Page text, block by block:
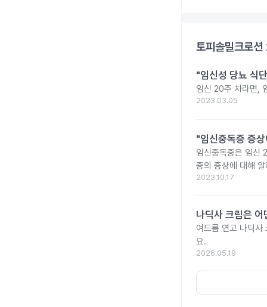
토피솔밀크로
"임신성 당뇨 식
임신 20주 차라면,
2023.03.05
"임신중독증 증
임신중독증은 임신
증의 증상에 대해
2023.10.17
나딕사 크림은
여드름 연고 나딕사
요.
2026.05.19